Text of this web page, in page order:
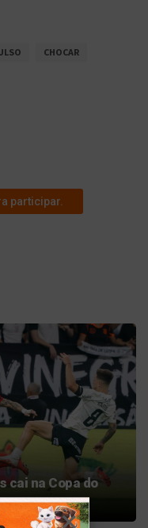
CHOCAR
participar.
cai na Copa do